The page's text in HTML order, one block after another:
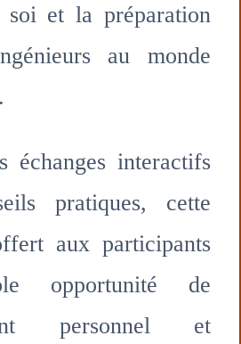
soi et la préparation
au monde
échanges interactifs
pratiques, cette
aux participants
opportunité de
personnel et